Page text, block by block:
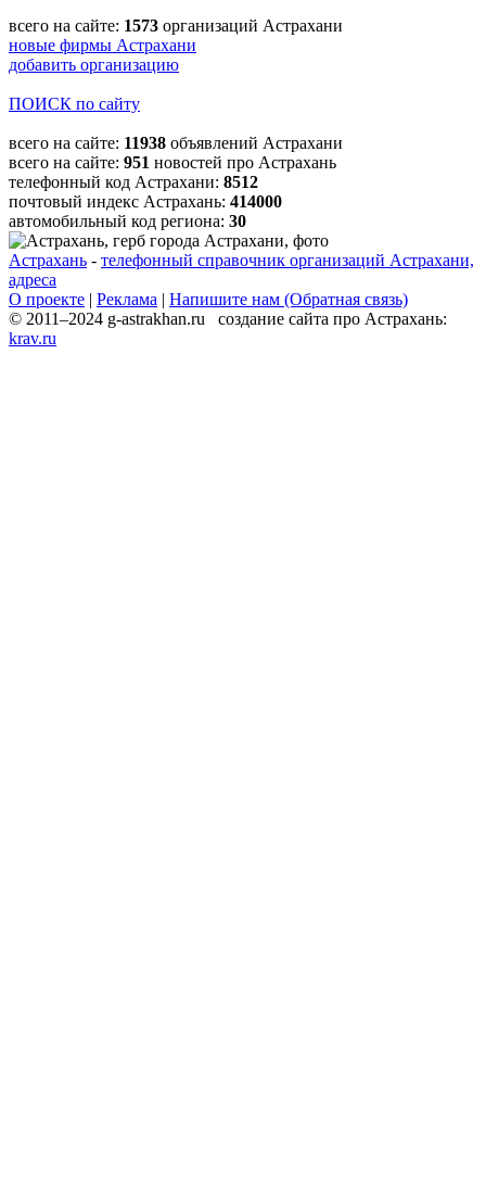
всего на сайте: 1573 организаций Астрахани
новые фирмы Астрахани
добавить организацию
ПОИСК по сайту
всего на сайте: 11938 объявлений Астрахани
всего на сайте: 951 новостей про Астрахань
телефонный код Астрахани: 8512
почтовый индекс Астрахань: 414000
автомобильный код региона: 30
Астрахань - телефонный справочник организаций Астрахани,
адреса
О проекте | Реклама | Напишите нам (Обратная связь)
© 2011–2024 g-astrakhan.ru создание сайта про Астрахань:
krav.ru